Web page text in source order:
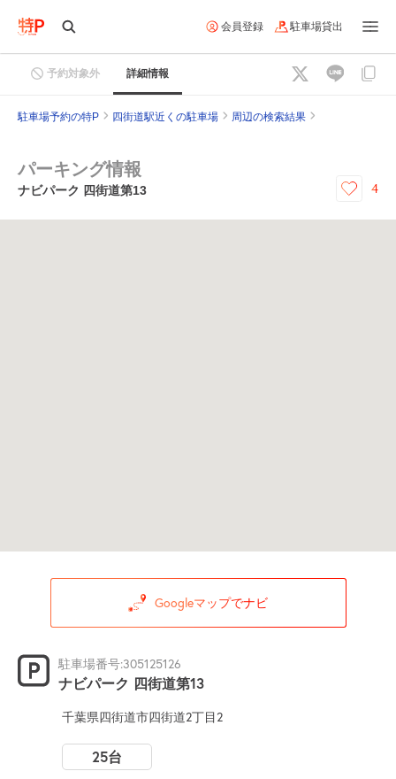
会員登録 駐車場貸出
予約対象外 詳細情報
駐車場予約の特P 四街道駅近くの駐車場 周辺の検索結果
パーキング情報
ナビパーク 四街道第13 4
Googleマップでナビ
駐車場番号:305125126
ナビパーク 四街道第13
千葉県四街道市四街道2丁目2
25台